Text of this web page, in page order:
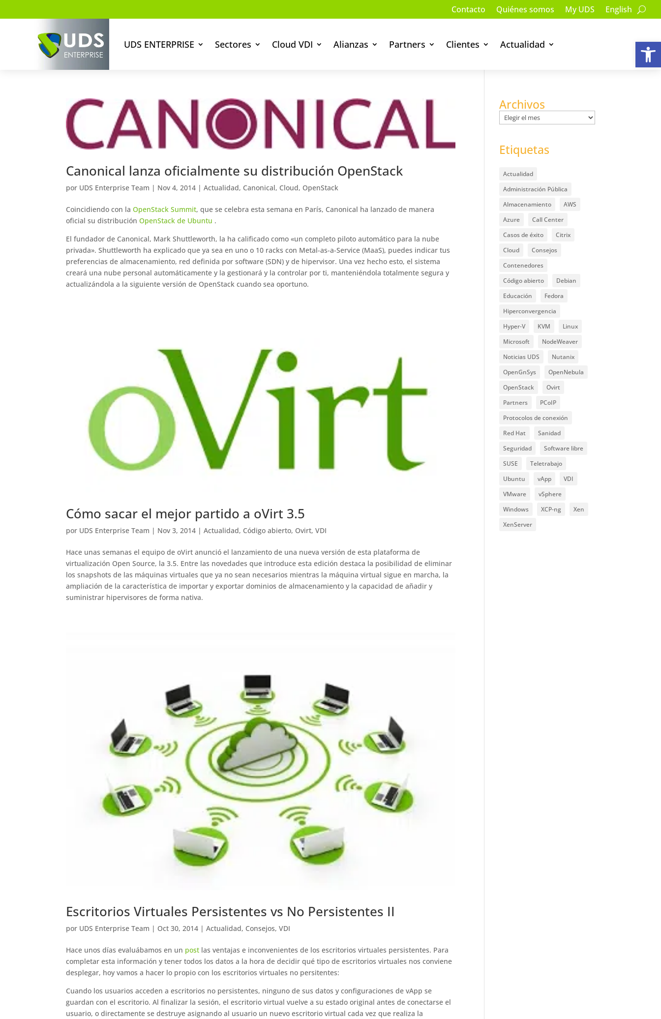
Contacto Quiénes somos My UDS English
UDS ENTERPRISE Sectores Cloud VDI Alianzas Partners Clientes Actualidad
Canonical lanza oficialmente su distribución OpenStack
por UDS Enterprise Team | Nov 4, 2014 |Actualidad, Canonical, Cloud, OpenStack
Coincidiendo con laOpenStack Summit, que se celebra esta semana en París, Canonical ha lanzado de manera
oficial su distribuciónOpenStack de Ubuntu .
El fundador de Canonical, Mark Shuttleworth, la ha calificado como «un completo piloto automático para la nube
privada». Shuttleworth ha explicado que ya sea en uno o 10 racks con Metal-as-a-Service (MaaS), puedes indicar tus
preferencias de almacenamiento, red definida por software (SDN) y de hipervisor. Una vez hecho esto, el sistema
creará una nube personal automáticamente y la gestionará y la controlar por ti, manteniéndola totalmente segura y
actualizándola a la siguiente versión de OpenStack cuando sea oportuno.
Cómo sacar el mejor partido a oVirt 3.5
por UDS Enterprise Team | Nov 3, 2014 |Actualidad, Código abierto, Ovirt,VDI
Hace unas semanas el equipo de oVirt anunció el lanzamiento de una nueva versión de esta plataforma de
virtualización Open Source, la 3.5. Entre las novedades que introduce esta edición destaca la posibilidad de eliminar
los snapshots de las máquinas virtuales que ya no sean necesarios mientras la máquina virtual sigue en marcha, la
ampliación de la característica de importar y exportar dominios de almacenamiento y la capacidad de añadir y
suministrar hipervisores de forma nativa.
Escritorios Virtuales Persistentes vs No Persistentes II
por UDS Enterprise Team | Oct 30, 2014 |Actualidad, Consejos,VDI
Hace unos días evaluábamos en un post las ventajas e inconvenientes de los escritorios virtuales persistentes. Para
completar esta información y tener todos los datos a la hora de decidir qué tipo de escritorios virtuales nos conviene
desplegar, hoy vamos a hacer lo propio con los escritorios virtuales no persitentes:
Cuando los usuarios acceden a escritorios no persistentes, ninguno de sus datos y configuraciones de vApp se
guardan con el escritorio. Al finalizar la sesión, el escritorio virtual vuelve a su estado original antes de conectarse el
usuario, o directamente se destruye asignando al usuario un nuevo escritorio virtual cada vez que realiza la
Archivos
Archivos
Etiquetas
Actualidad
Administración Pública
Almacenamiento
AWS
Azure
Call Center
Casos de éxito
Citrix
Cloud
Consejos
Contenedores
Código abierto
Debian
Educación
Fedora
Hiperconvergencia
Hyper-V
KVM
Linux
Microsoft
NodeWeaver
Noticias UDS
Nutanix
OpenGnSys
OpenNebula
OpenStack
Ovirt
Partners
PCoIP
Protocolos de conexión
Red Hat
Sanidad
Seguridad
Software libre
SUSE
Teletrabajo
Ubuntu
vApp
VDI
VMware
vSphere
Windows
XCP-ng
Xen
XenServer